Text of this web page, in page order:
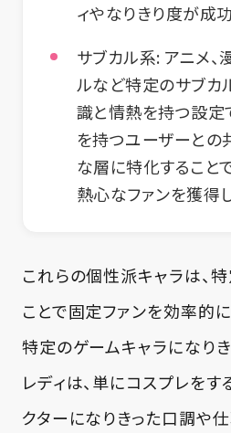
ィやなりきり度が成
サブカル系: アニメ、
ルなど特定のサブカ
識と情熱を持つ設定
を持つユーザーとの
な層に特化すること
熱心なファンを獲得し
これらの個性派キャラは、
ことで固定ファンを効率的に
特定のゲームキャラになり
レディは、単にコスプレをす
クターになりきった口調や